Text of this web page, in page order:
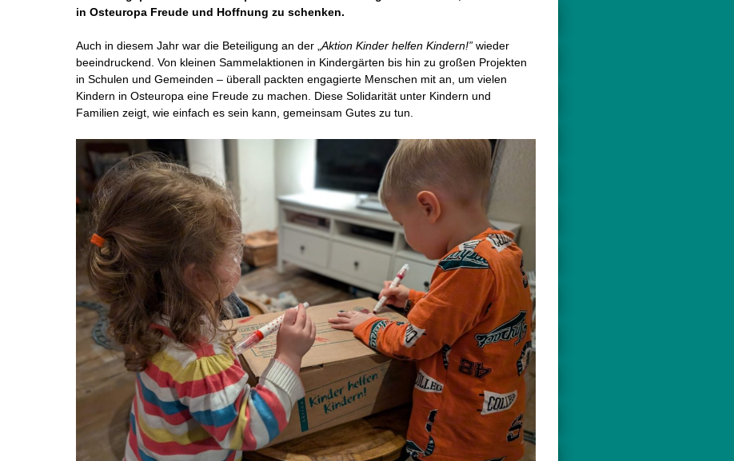
in Osteuropa Freude und Hoffnung zu schenken.
Auch in diesem Jahr war die Beteiligung an der „Aktion Kinder helfen Kindern!” wieder
beeindruckend. Von kleinen Sammelaktionen in Kindergärten bis hin zu großen Projekten
in Schulen und Gemeinden – überall packten engagierte Menschen mit an, um vielen
Kindern in Osteuropa eine Freude zu machen. Diese Solidarität unter Kindern und
Familien zeigt, wie einfach es sein kann, gemeinsam Gutes zu tun.